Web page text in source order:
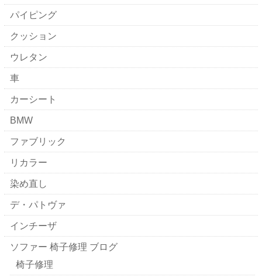
パイピング
クッション
ウレタン
車
カーシート
BMW
ファブリック
リカラー
染め直し
デ・パトヴァ
インチーザ
ソファー 椅子修理 ブログ
椅子修理